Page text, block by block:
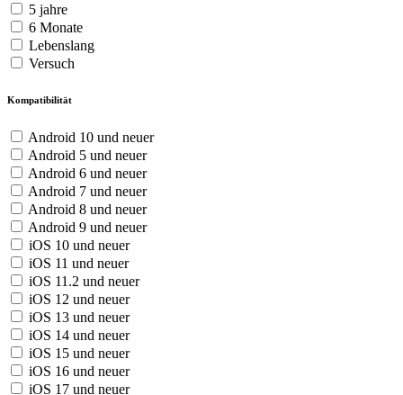
5 jahre
6 Monate
Lebenslang
Versuch
Kompatibilität
Android 10 und neuer
Android 5 und neuer
Android 6 und neuer
Android 7 und neuer
Android 8 und neuer
Android 9 und neuer
iOS 10 und neuer
iOS 11 und neuer
iOS 11.2 und neuer
iOS 12 und neuer
iOS 13 und neuer
iOS 14 und neuer
iOS 15 und neuer
iOS 16 und neuer
iOS 17 und neuer